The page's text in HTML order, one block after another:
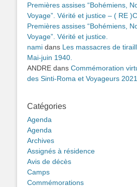
Premières assises “Bohémiens,
Voyage”. Vérité et justice – ( RE
Premières assises “Bohémiens,
Voyage”. Vérité et justice.
nami dans Les massacres de
Mai-juin 1940.
ANDRE dans Commémoration
des Sinti-Roma et Voyageurs 2021
Catégories
Agenda
Agenda
Archives
Assignés à résidence
Avis de décès
Camps
Commémorations